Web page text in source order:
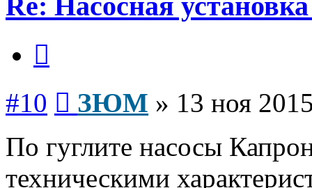
#10 ЗЮМ » 13 ноя
По гуглите насосы
техническими